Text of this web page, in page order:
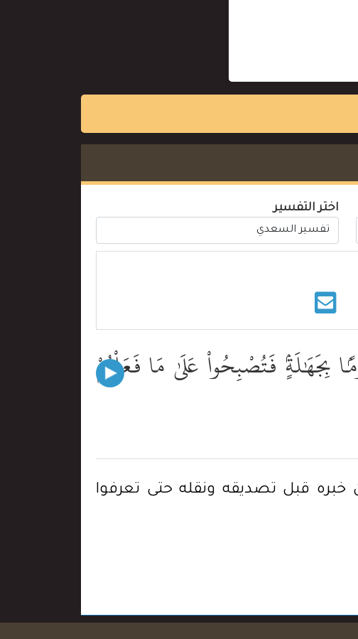
اختر التفسير
بِجَهَٰلَةٍۢ فَتُصْبِحُواْ عَلَىٰ مَا فَعَلْتُمْ
خبره قبل تصديقه ونقله حتى تعرفوا